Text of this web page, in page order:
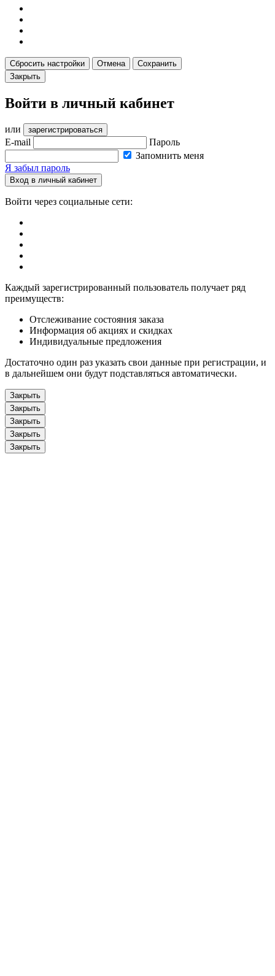
Сбросить настройки Отмена
Сохранить
Закрыть
Войти в личный кабинет
или зарегистрироваться
E-mail
Пароль
Запомнить меня
Я забыл пароль
Вход в личный кабинет
Войти через социальные сети:
Каждый зарегистрированный пользователь получает ряд
преимуществ:
Отслеживание состояния заказа
Информация об акциях и скидках
Индивидуальные предложения
Достаточно один раз указать свои данные при регистрации, и
в дальнейшем они будут подставляться автоматически.
Закрыть
Закрыть
Закрыть
Закрыть
Закрыть